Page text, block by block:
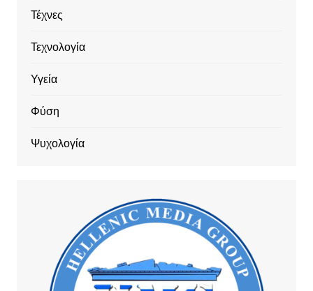
Τέχνες
Τεχνολογία
Υγεία
Φύση
Ψυχολογία